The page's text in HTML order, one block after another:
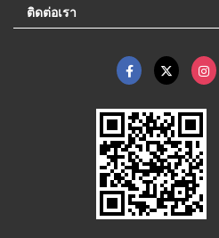
ติดต่อเรา